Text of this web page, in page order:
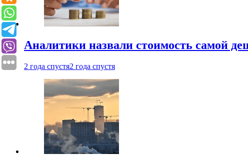
Аналитики назвали стоимость самой
2 года спустя2 года спустя